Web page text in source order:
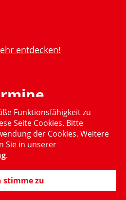
entdecken!
aktuellen Termin
Funktionsfähigkeit zu
Seite Cookies. Bitte
der Cookies. Weitere
Sie in unserer
.
stimme zu